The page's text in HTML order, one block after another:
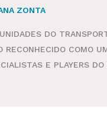
ZONTA
DO
RECONHECIDO COMO
E PLAYERS